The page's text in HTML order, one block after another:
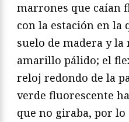
marrones que caían
con la estación en la
suelo de madera y la
amarillo pálido; el
reloj redondo de la
verde fluorescente
que no giraba, por lo